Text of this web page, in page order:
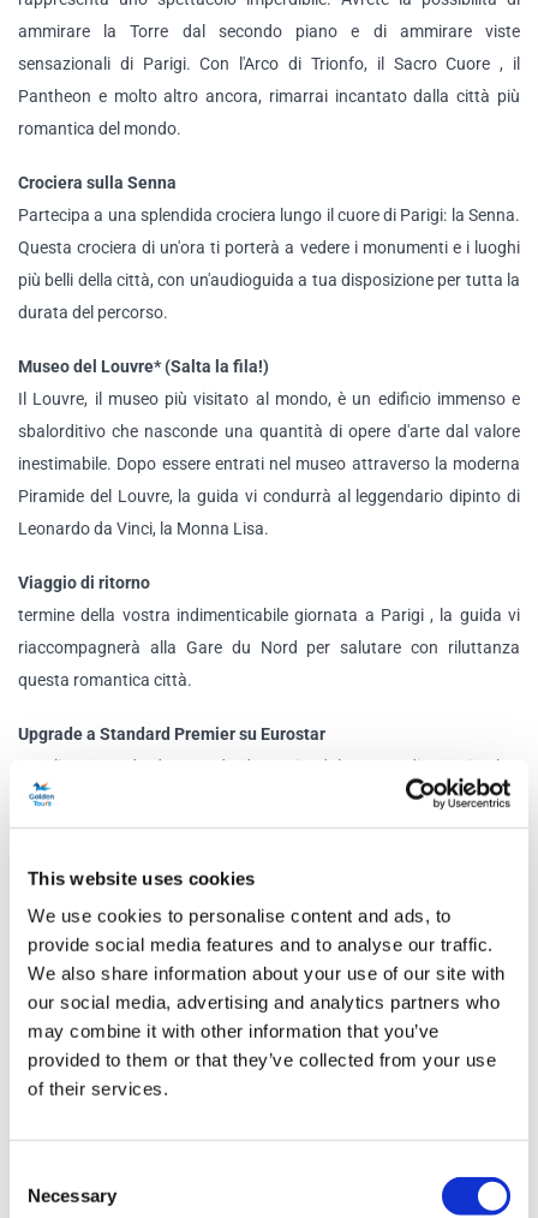
This website uses cookies
We use cookies to personalise content and ads, to
provide social media features and to analyse our traffic.
We also share information about your use of our site with
our social media, advertising and analytics partners who
may combine it with other information that you’ve
provided to them or that they’ve collected from your use
of their services.
Selection
Necessary
ammirare la Torre dal secondo piano e di ammirare viste
sensazionali di Parigi. Con l'Arco di Trionfo, il Sacro Cuore , il
Pantheon e molto altro ancora, rimarrai incantato dalla città più
romantica del mondo.
Crociera sulla Senna
Partecipa a una splendida crociera lungo il cuore di Parigi: la Senna.
Questa crociera di un'ora ti porterà a vedere i monumenti e i luoghi
più belli della città, con un'audioguida a tua disposizione per tutta la
durata del percorso.
Museo del Louvre* (Salta la fila!)
Il Louvre, il museo più visitato al mondo, è un edificio immenso e
sbalorditivo che nasconde una quantità di opere d'arte dal valore
inestimabile. Dopo essere entrati nel museo attraverso la moderna
Piramide del Louvre, la guida vi condurrà al leggendario dipinto di
Leonardo da Vinci, la Monna Lisa.
Viaggio di ritorno
termine della vostra indimenticabile giornata a Parigi , la guida vi
riaccompagnerà alla Gare du Nord per salutare con riluttanza
questa romantica città.
Upgrade a Standard Premier su Eurostar
Scegli tra Standard o Standard Premier dal menu a discesa in alto.
L'opzione Eurostar Standard Premier offre numerosi vantaggi, tra
cui un pasto leggero servito al posto, mentre si sfogliano riviste
piccolo bagaglio a mano rendono questo volo il modo più lussuoso
di viaggiare.
Programma
Orario di partenza del treno: